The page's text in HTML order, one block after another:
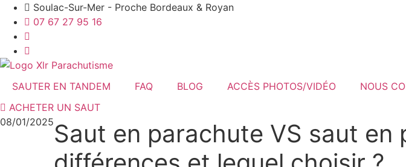
Aller
contenu
Soulac-Sur-Mer - Proche Bordeaux & Royan
07 67 27 95 16
SAUTER EN TANDEM FAQ BLOG ACCÈS PHOTOS/VIDÉO
NOUS
ACHETER UN SAUT
08/01/2025Saut en parachute VS saut en